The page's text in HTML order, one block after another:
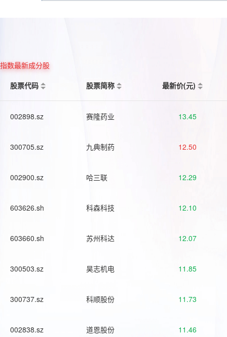
指数最新成分股
股票代码
股票简称 最新价(元)
002898.sz 赛隆药业 13.45
300705.sz 九典制药 12.50
002900.sz 哈三联 12.29
603626.sh 科森科技 12.10
603660.sh 苏州科达 12.07
300503.sz 昊志机电 11.85
300737.sz 科顺股份 11.73
002838.sz 道恩股份 11.46